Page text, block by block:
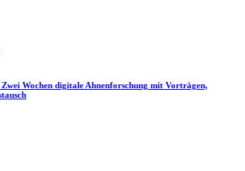
Wochen digitale Ahnenforschung mit Vorträgen,